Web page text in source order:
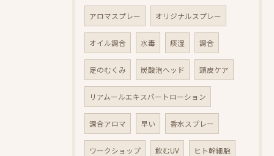
アロマスプレー オリジナルスプレー
オイル調合 水毒 痰湿 調合
足のむくみ 炭酸泡ヘッド 頭皮ケア
リアムールエキスパートローション
調合アロマ 早い 香水スプレー
ワークショップ 飲むUV ヒト幹細胞